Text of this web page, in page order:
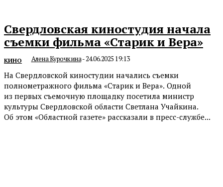
Свердловская киностудия начала
съемки фильма «Старик и Вера»
КИНО Алена Курочкина-24.06.2025 19:13
На Свердловской киностудии начались съемки
полнометражного фильма «Старик и Вера». Одной
из первых съемочную площадку посетила министр
культуры Свердловской области Светлана Учайкина.
Об этом «Областной газете» рассказали в пресс-службе...